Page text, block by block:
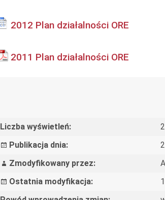
2012 Plan działalności ORE
2011 Plan działalności ORE
Liczba wyświetleń:
Publikacja dnia:
Zmodyfikowany przez:
Ostatnia modyfikacja: